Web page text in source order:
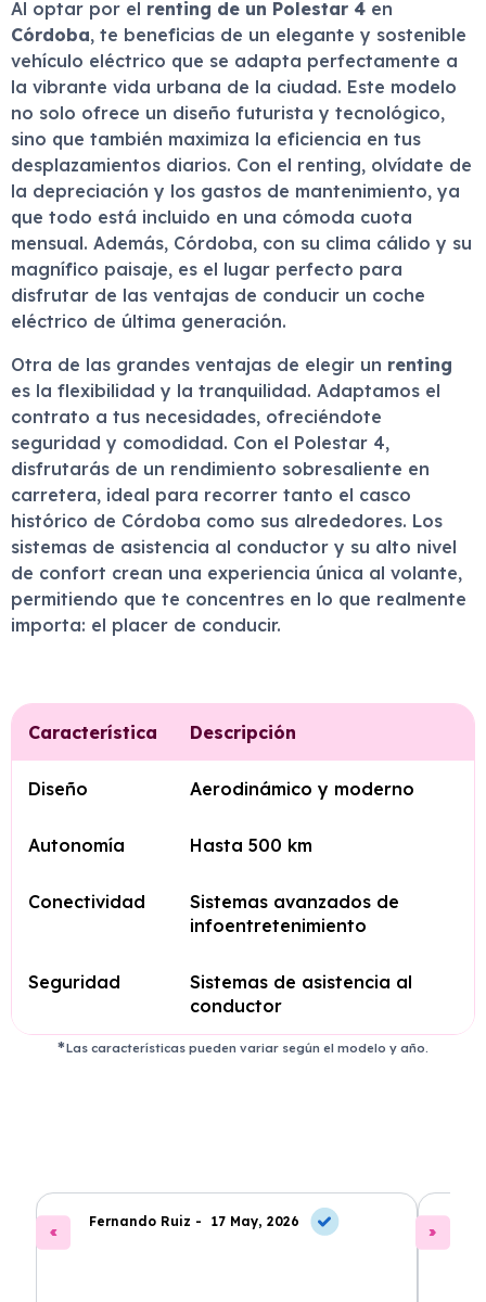
Al optar por el renting de un Polestar 4 en
Córdoba, te beneficias de un elegante y sostenible
vehículo eléctrico que se adapta perfectamente a
la vibrante vida urbana de la ciudad. Este modelo
no solo ofrece un diseño futurista y tecnológico,
sino que también maximiza la eficiencia en tus
desplazamientos diarios. Con el renting, olvídate de
la depreciación y los gastos de mantenimiento, ya
que todo está incluido en una cómoda cuota
mensual. Además, Córdoba, con su clima cálido y su
magnífico paisaje, es el lugar perfecto para
disfrutar de las ventajas de conducir un coche
eléctrico de última generación.
Otra de las grandes ventajas de elegir un renting
es la flexibilidad y la tranquilidad. Adaptamos el
contrato a tus necesidades, ofreciéndote
seguridad y comodidad. Con el Polestar 4,
disfrutarás de un rendimiento sobresaliente en
carretera, ideal para recorrer tanto el casco
histórico de Córdoba como sus alrededores. Los
sistemas de asistencia al conductor y su alto nivel
de confort crean una experiencia única al volante,
permitiendo que te concentres en lo que realmente
importa: el placer de conducir.
Característica Descripción
Diseño Aerodinámico y moderno
Autonomía Hasta 500 km
Conectividad
Sistemas avanzados de
infoentretenimiento
Seguridad
Sistemas de asistencia al
conductor
Las características pueden variar según el modelo y año.
Fernando Ruiz - 17 May, 2026